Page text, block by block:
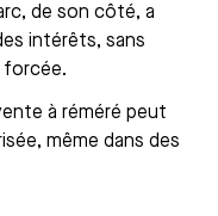
de son côté, a
intérêts, sans
forcée.
à réméré peut
même dans des